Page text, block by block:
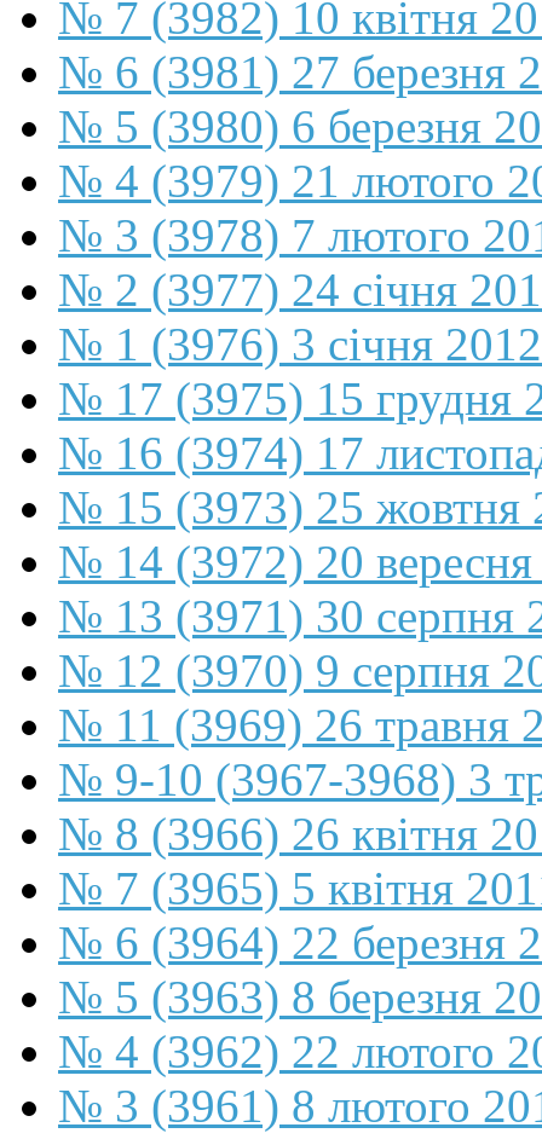
№ 7 (3982) 10 квітня
№ 6 (3981) 27 березня
№ 5 (3980) 6 березня
№ 4 (3979) 21 лютого
№ 3 (3978) 7 лютого
№ 2 (3977) 24 січня
№ 1 (3976) 3 січня 2012
№ 17 (3975) 15 грудня
№ 16 (3974) 17
№ 15 (3973) 25 жовтня
№ 14 (3972) 20 вересня
№ 13 (3971) 30 серпня
№ 12 (3970) 9 серпня
№ 11 (3969) 26 травня
№ 9-10 (3967-3968) 3
№ 8 (3966) 26 квітня
№ 7 (3965) 5 квітня
№ 6 (3964) 22 березня
№ 5 (3963) 8 березня
№ 4 (3962) 22 лютого
№ 3 (3961) 8 лютого